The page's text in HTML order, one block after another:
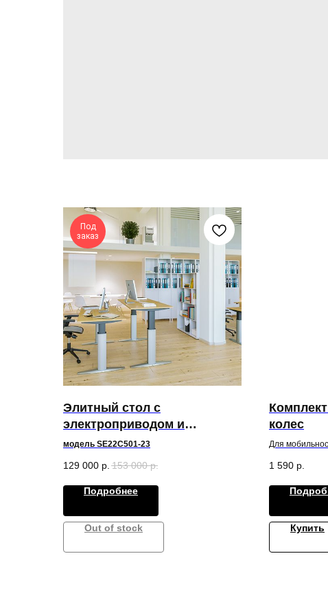
Под
заказ
Элитный стол с
электроприводом и
современным дизайном
модель SE22C501-23
129 000 р. 153 000 р.
Подробнее
Out of stock
колес
Для
1 590 р.
Купить